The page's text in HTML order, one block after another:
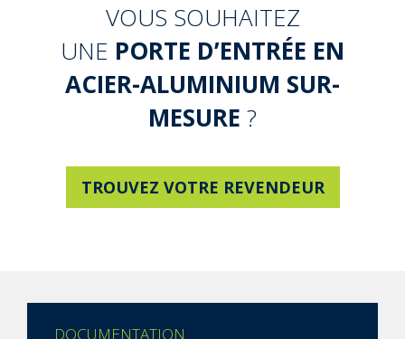
VOUS SOUHAITEZ
UNE PORTE D’ENTRÉE EN
ACIER-ALUMINIUM SUR-
MESURE ?
TROUVEZ VOTRE REVENDEUR
DOCUMENTATION